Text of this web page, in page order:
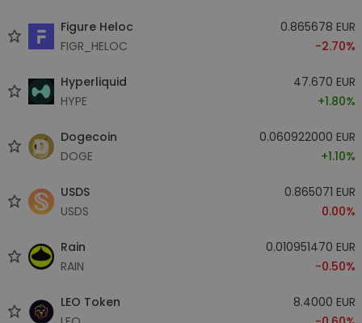
Figure Heloc
FIGR_HELOC
0.865678 EUR
-2.70%
Hyperliquid
HYPE
47.670 EUR
+1.80%
Dogecoin
DOGE
0.060922000 EUR
+1.10%
USDS
USDS
0.865071 EUR
0.00%
Rain
RAIN
0.010951470 EUR
-0.50%
LEO Token
8.4000 EUR